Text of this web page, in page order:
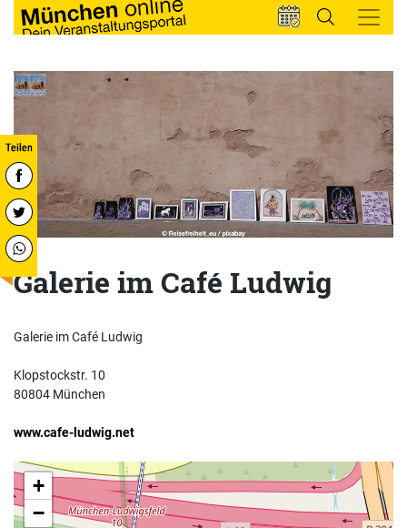
Galerie im Café Ludwig
Galerie im Café Ludwig
Klopstockstr. 10
80804 München
www.cafe-ludwig.net
+
−